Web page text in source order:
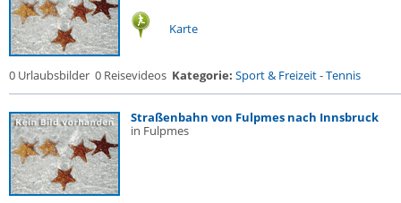
Karte
0 Urlaubsbilder 0 Reisevideos Kategorie: Sport & Freizeit-Tennis
Straßenbahn von Fulpmes nach Innsbruck
in Fulpmes